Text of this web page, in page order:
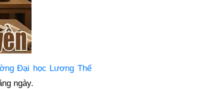
Đại học Lương Thế
ngày.